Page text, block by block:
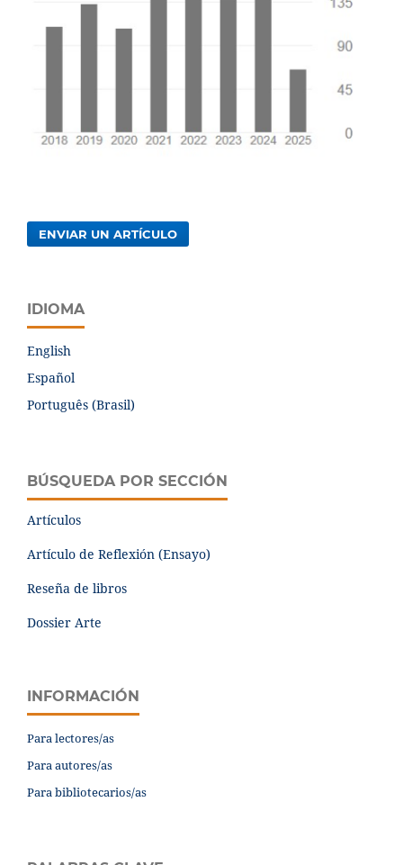
ENVIAR UN ARTÍCULO
IDIOMA
English
Español
Português (Brasil)
BÚSQUEDA POR SECCIÓN
Artículos
Artículo de Reflexión (Ensayo)
Reseña de libros
Dossier Arte
INFORMACIÓN
Para lectores/as
Para autores/as
Para bibliotecarios/as